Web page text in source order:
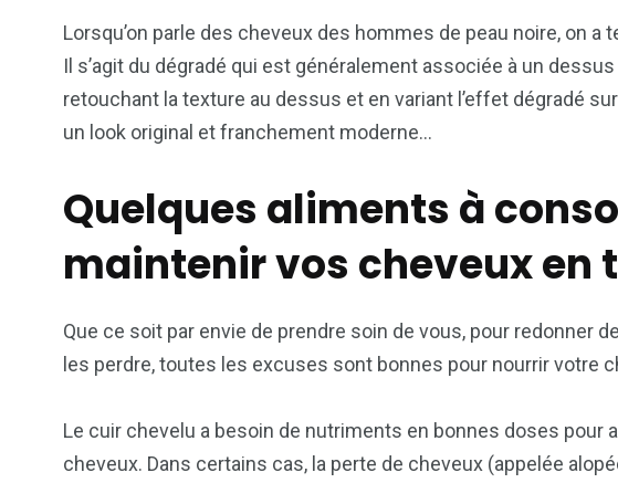
Lorsqu’on parle des cheveux des hommes de peau noire, on a
Il s’agit du dégradé qui est généralement associée à un
retouchant la texture au dessus et en variant l’effet dégradé
un look original et franchement moderne…
Quelques aliments à
maintenir vos cheveux en
Que ce soit par envie de prendre soin de vous, pour redonner
les perdre, toutes les excuses sont bonnes pour nourrir votre
Le cuir chevelu a besoin de nutriments en bonnes doses pour
cheveux. Dans certains cas, la perte de cheveux (appelée